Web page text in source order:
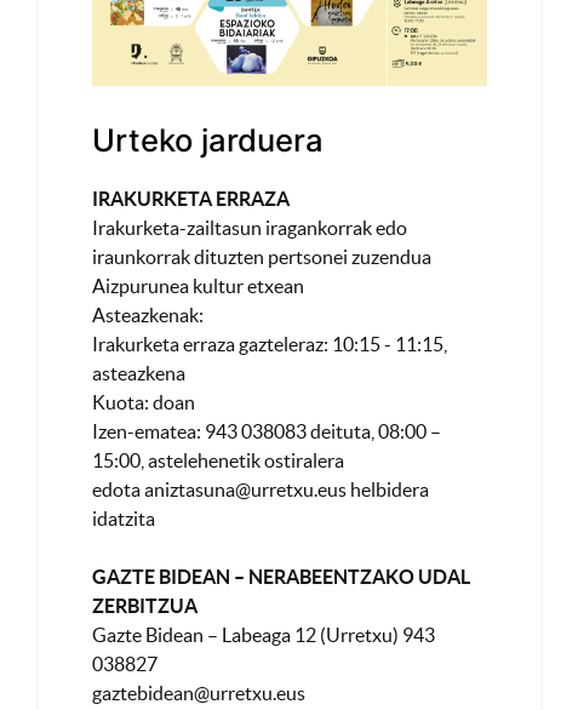
Urteko jarduera
IRAKURKETA ERRAZA
Irakurketa-zailtasun iragankorrak edo
iraunkorrak dituzten pertsonei zuzendua
Aizpurunea kultur etxean
Asteazkenak:
Irakurketa erraza gazteleraz: 10:15 - 11:15,
asteazkena
Kuota: doan
Izen-ematea: 943 038083 deituta, 08:00 –
15:00, astelehenetik ostiralera
edotaaniztasuna@urretxu.eus helbidera
idatzita
GAZTE BIDEAN – NERABEENTZAKO UDAL
ZERBITZUA
Gazte Bidean – Labeaga 12 (Urretxu) 943
038827
gaztebidean@urretxu.eus